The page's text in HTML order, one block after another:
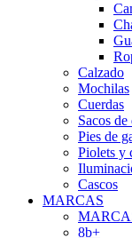
Calzado
Mochilas
Cuerdas
Sacos
Pies de
Piolets y
Cascos
MARCAS
8b+